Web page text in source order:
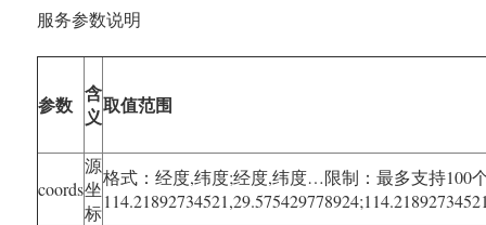
服务参数说明
参数 含
义取值范围
coords
源
坐
标
格式：经度,纬度;经度,纬度…限制：最多支持100